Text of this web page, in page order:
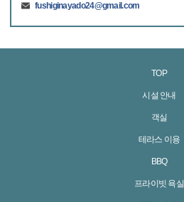
fushiginayado24@gmail.com
TOP
시설 안내
객실
테라스 이용
BBQ
프라이빗 욕실